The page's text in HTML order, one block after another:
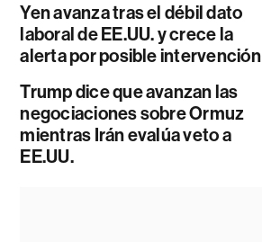
Yen avanza tras el débil dato
laboral de EE.UU. y crece la
alerta por posible intervención
Trump dice que avanzan las
negociaciones sobre Ormuz
mientras Irán evalúa veto a
EE.UU.